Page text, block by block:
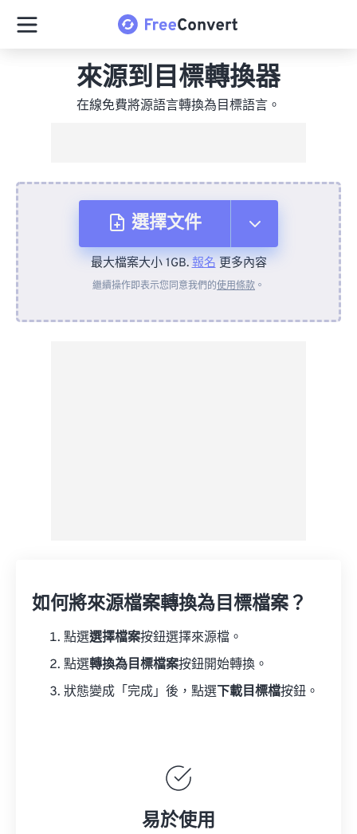
來源到目標轉換器
在線免費將源語言轉換為目標語言。
選擇文件
來自裝置
最大檔案大小 1GB.報名更多內容
繼續操作即表示您同意我們的使用條款 。
如何將來源檔案轉換為目標檔案？
點選選擇檔案按鈕選擇來源檔。
點選轉換為目標檔案按鈕開始轉換。
狀態變成「完成」後，點選 下載目標檔按鈕。
易於使用